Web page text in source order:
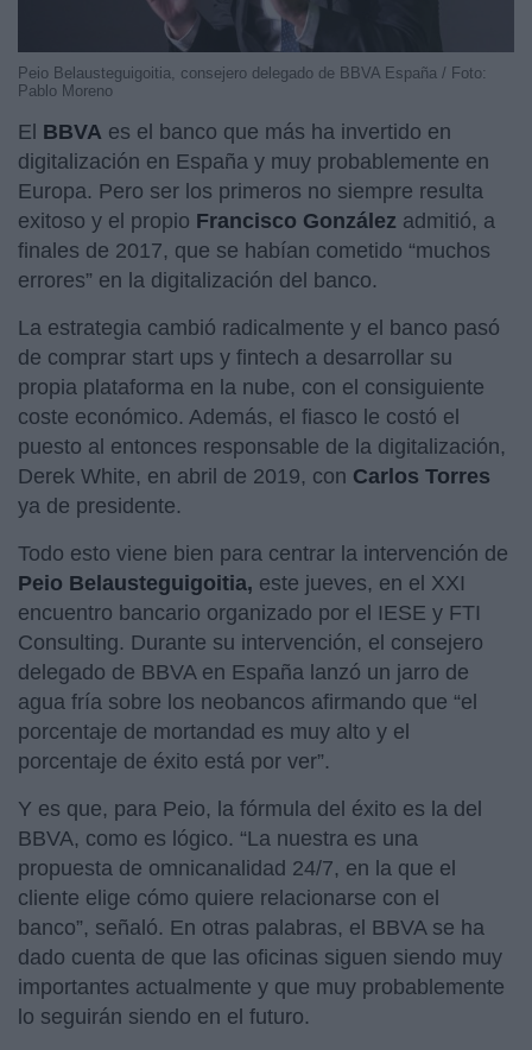
Peio Belausteguigoitia, consejero delegado de BBVA España / Foto:
Pablo Moreno
El BBVA es el banco que más ha invertido en
digitalización en España y muy probablemente en
Europa. Pero ser los primeros no siempre resulta
exitoso y el propio Francisco González admitió, a
finales de 2017, que se habían cometido “muchos
errores” en la digitalización del banco.
La estrategia cambió radicalmente y el banco pasó
de comprar start ups y fintech a desarrollar su
propia plataforma en la nube, con el consiguiente
coste económico. Además, el fiasco le costó el
puesto al entonces responsable de la digitalización,
Derek White, en abril de 2019, con Carlos Torres
ya de presidente.
Todo esto viene bien para centrar la intervención de
Peio Belausteguigoitia, este jueves, en el XXI
encuentro bancario organizado por el IESE y FTI
Consulting. Durante su intervención, el consejero
delegado de BBVA en España lanzó un jarro de
agua fría sobre los neobancos afirmando que “el
porcentaje de mortandad es muy alto y el
porcentaje de éxito está por ver”.
Y es que, para Peio, la fórmula del éxito es la del
BBVA, como es lógico. “La nuestra es una
propuesta de omnicanalidad 24/7, en la que el
cliente elige cómo quiere relacionarse con el
banco”, señaló. En otras palabras, el BBVA se ha
dado cuenta de que las oficinas siguen siendo muy
importantes actualmente y que muy probablemente
lo seguirán siendo en el futuro.